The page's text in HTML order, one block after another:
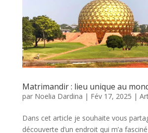
Matrimandir : lieu unique au
par Noelia Dardina | Fév 17, 2025 |
Dans cet article je souhaite vous
découverte d’un endroit qui m’a